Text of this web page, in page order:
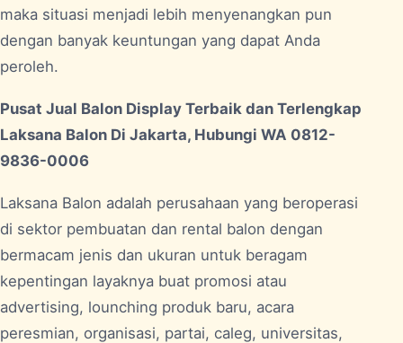
maka situasi menjadi lebih menyenangkan pun
dengan banyak keuntungan yang dapat Anda
peroleh.
Pusat Jual Balon Display Terbaik dan Terlengkap
Laksana Balon Di Jakarta, Hubungi WA 0812-
9836-0006
Laksana Balon adalah perusahaan yang beroperasi
di sektor pembuatan dan rental balon dengan
bermacam jenis dan ukuran untuk beragam
kepentingan layaknya buat promosi atau
advertising, lounching produk baru, acara
peresmian, organisasi, partai, caleg, universitas,